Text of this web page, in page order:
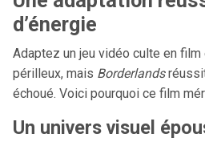
d’énergie
Adaptez un jeu vidéo culte en
périlleux, mais Borderlands
échoué. Voici pourquoi ce film
Un univers visuel